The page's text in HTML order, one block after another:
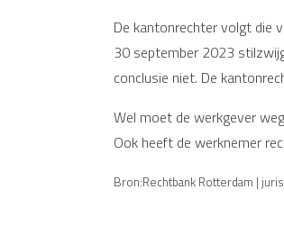
De kantonrechter volgt die
30 september 2023
conclusie niet. De
Wel moet de werkgever
Ook heeft de werknemer
Bron:Rechtbank Rotterdam |